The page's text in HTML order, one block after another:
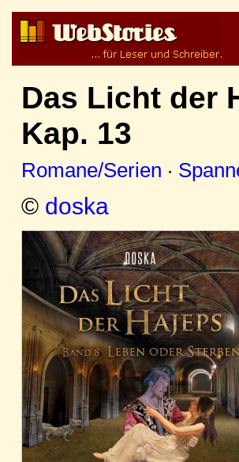
Das Licht der
Kap. 13
Romane/Serien ·
© doska